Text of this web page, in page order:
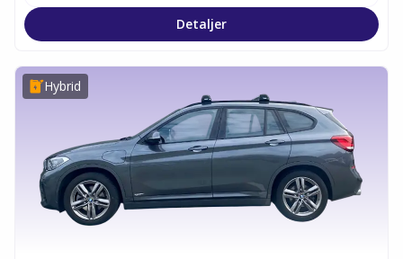
Detaljer
Hybrid